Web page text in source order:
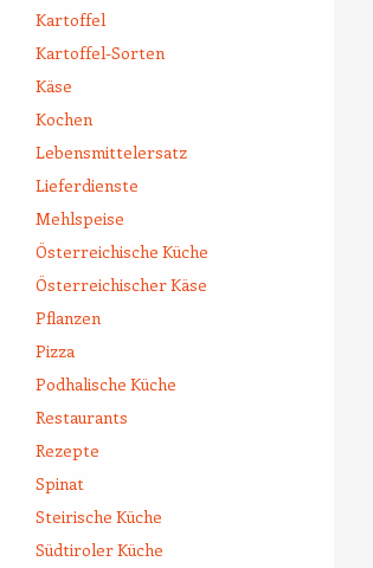
Kartoffel
Kartoffel-Sorten
Käse
Kochen
Lebensmittelersatz
Lieferdienste
Mehlspeise
Österreichische Küche
Österreichischer Käse
Pflanzen
Pizza
Podhalische Küche
Restaurants
Rezepte
Spinat
Steirische Küche
Südtiroler Küche